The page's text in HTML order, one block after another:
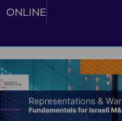
ONLINE